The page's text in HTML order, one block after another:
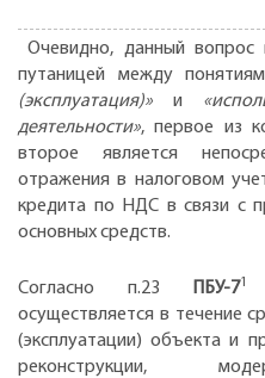
Очевидно, данный вопрос
путаницей между
(эксплуатация)» и
деятельности», первое из
второе является
отражения в налоговом
кредита по НДС в связи с
основных средств.
Согласно п.23 ПБУ-71
осуществляется в течение
(эксплуатации) объекта и
реконструкции,